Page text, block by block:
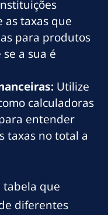
as taxas que
para produtos
a sua é
Utilize
calculadoras
entender
taxas no total a
tabela que
diferentes